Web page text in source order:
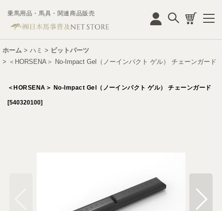
乗馬用品・馬具・関連商品販売
ホーム > ハミ > ビットパーツ
> ＜HORSENA＞ No-Impact Gel（ノーインパクト ゲル） チェーンガード
＜HORSENA＞ No-Impact Gel（ノーインパクト ゲル） チェーンガード
[540320100]